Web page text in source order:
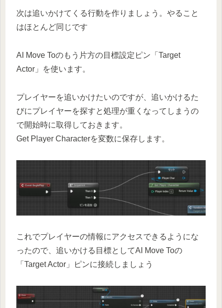
次は追いかけてくる行動を作りましょう。やること
はほとんど同じです
AI Move Toのもう片方の目標設定ピン「Target
Actor」を使います。
プレイヤーを追いかけたいのですが、追いかけるた
びにプレイヤーを探すと処理が重くなってしまうの
で開始時に取得しておきます。
Get Player Characterを変数に保存します。
これでプレイヤーの情報にアクセスできるようにな
ったので、追いかける目標としてAI Move Toの
「Target Actor」ピンに接続しましょう